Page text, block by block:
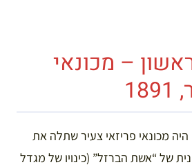
– מכונאי
, 1891
מכונאי פריזאי צעיר שתלה את
של “אשת הברזל” (כינויו של מגדל